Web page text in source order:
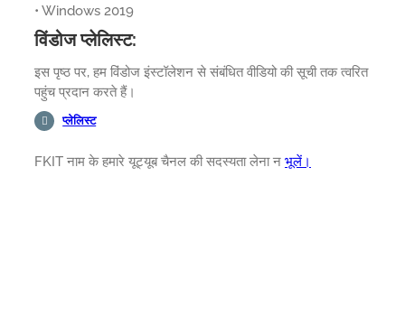
• Windows 2019
विंडोज प्लेलिस्ट:
इस पृष्ठ पर, हम विंडोज इंस्टॉलेशन से संबंधित वीडियो की सूची तक त्वरित
पहुंच प्रदान करते हैं।
प्लेलिस्ट
FKIT नाम के हमारे यूट्यूब चैनल की सदस्यता लेना न भूलें।